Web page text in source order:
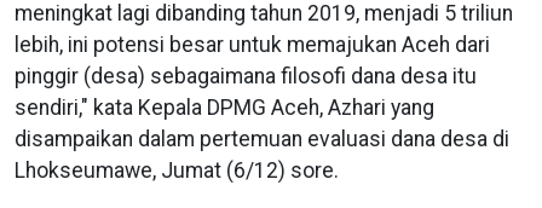
meningkat lagi dibanding tahun 2019, menjadi 5 triliun
lebih, ini potensi besar untuk memajukan Aceh dari
pinggir (desa) sebagaimana filosofi dana desa itu
sendiri," kata Kepala DPMG Aceh, Azhari yang
disampaikan dalam pertemuan evaluasi dana desa di
Lhokseumawe, Jumat (6/12) sore.